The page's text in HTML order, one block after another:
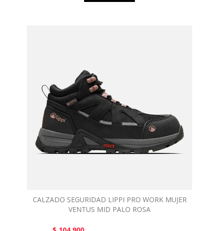
CALZADO SEGURIDAD LIPPI PRO WORK MUJER
VENTUS MID PALO ROSA